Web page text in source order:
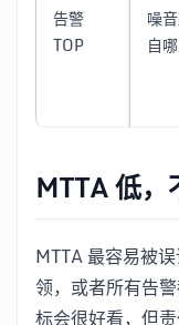
告警
TOP
噪
自
MTTA 低
MTTA 最容易被
领，或者所有告
标会很好看，但